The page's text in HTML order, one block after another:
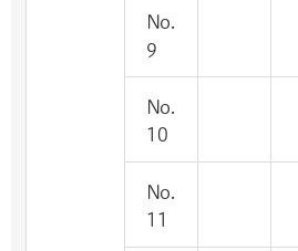
No.
9
No.
10
No.
11